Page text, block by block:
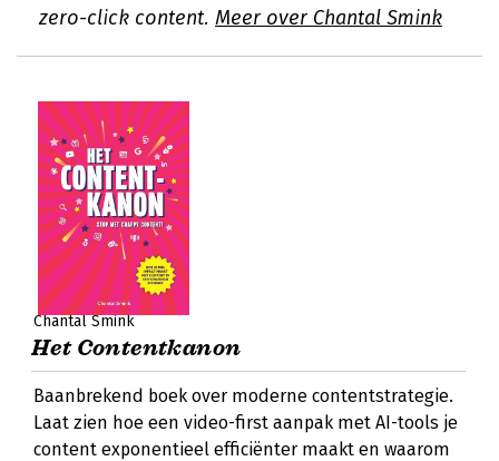
zero-click content. Meer over Chantal Smink
Chantal Smink
Het Contentkanon
Baanbrekend boek over moderne contentstrategie.
Laat zien hoe een video-first aanpak met AI-tools je
content exponentieel efficiënter maakt en waarom